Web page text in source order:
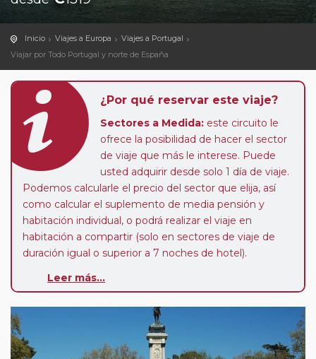
Inicio Viajes a Europa
Viajes a Portugal
Viajar por Todo Portugal y norte de España
¿Por qué reservar este viaje?
Sectores a Medida: este circuito le
ofrece la posibilidad de hacer el sector
de viaje que más le interese. Puede
usted adquirir desde solo 1 día de viaje.
Podemos calcularle el precio del sector que elija, así
como calcular el suplemento de media pensión y
habitación individual, o podrá realizar el viaje en
habitación a compartir (solo en sectores de viaje de
duración igual o superior a 7 noches de hotel).
Paradas en Ruta:
su viaje, en la ciudad que desee por período de 1, 3, 4 o
7 noches según circuito y fechas de salida. Es
fundamental que el circuito tenga salida posterior a la
Leer más...